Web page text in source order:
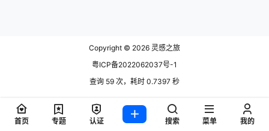
Copyright © 2026 灵感之旅
粤ICP备2022062037号-1
查询 59 次，耗时 0.7397 秒
首页 专题 认证 搜索 菜单 我的